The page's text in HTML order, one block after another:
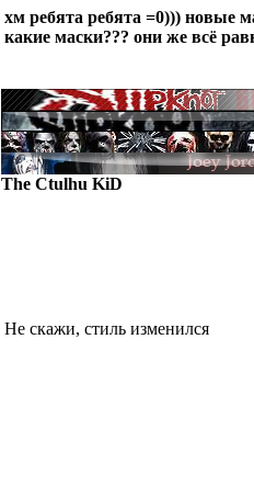
хм ребята ребята =0))) новые
какие маски??? они же всё
The Ctulhu KiD
Не скажи, стиль изменился